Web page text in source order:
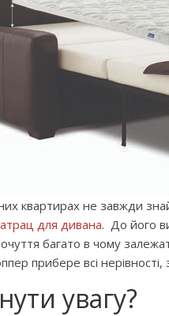
квартирах не завжди
для дивана. До його
багато в чому
прибере всі
увагу?